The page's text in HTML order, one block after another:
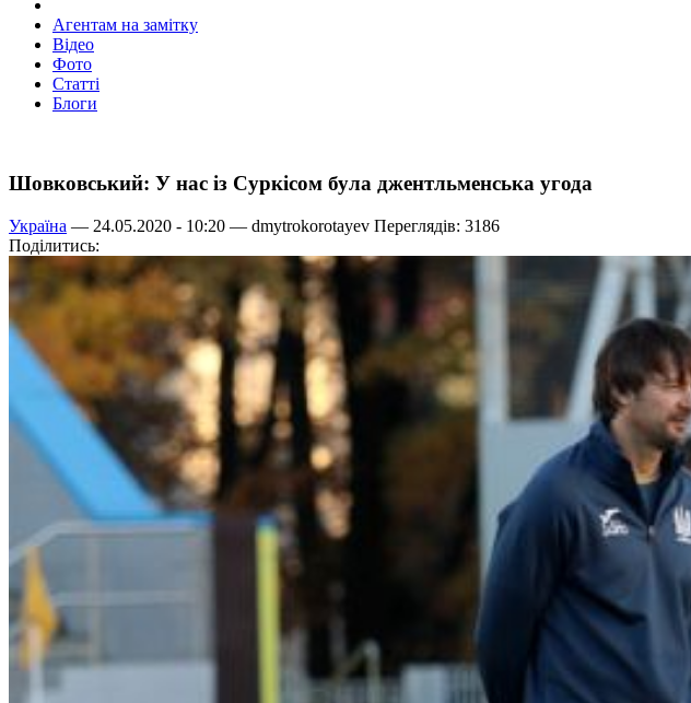
Агентам на замітку
Відео
Фото
Статті
Блоги
Шовковський: У нас із Суркісом була джентльменська угода
Україна — 24.05.2020 - 10:20 — dmytrokorotayev Переглядів: 3186
Поділитись: